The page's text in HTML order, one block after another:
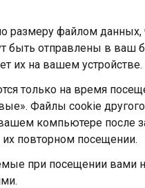
размеру файлом
быть отправлены в ваш
их на вашем устройстве.
только на время
Файлы cookie другого
компьютере после
повторном посещении.
при посещении вами